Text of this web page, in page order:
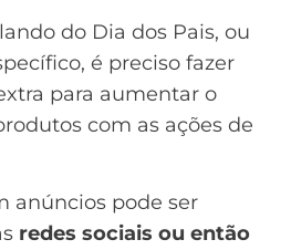
do Dia dos Pais, ou
é preciso fazer
para aumentar o
com as ações de
anúncios pode ser
redes sociais ou então